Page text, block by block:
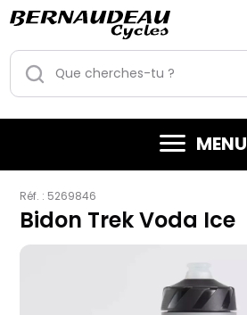
MENU
Réf. : 5269846
Bidon Trek Voda Ice